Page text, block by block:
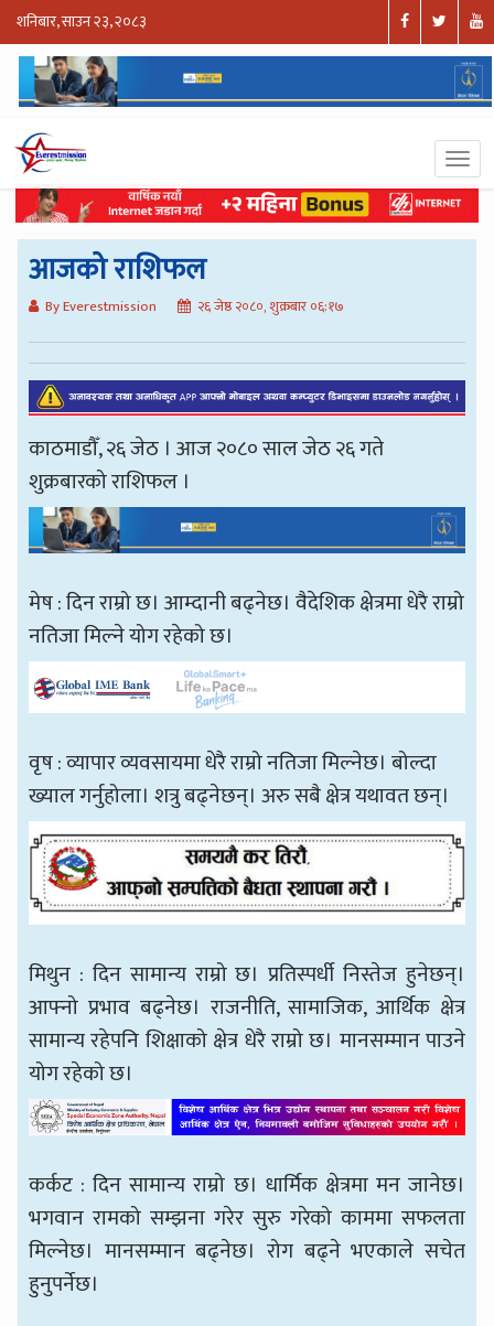
शनिबार, साउन २३, २०८३
आजको राशिफल
By Everestmission २६ जेष्ठ २०८०, शुक्रबार ०६:१७
काठमाडौँ, २६ जेठ । आज २०८० साल जेठ २६ गते
शुक्रबारको राशिफल ।
मेष : दिन राम्रो छ। आम्दानी बढ्नेछ। वैदेशिक क्षेत्रमा धेरै राम्रो
नतिजा मिल्ने योग रहेको छ।
वृष : व्यापार व्यवसायमा धेरै राम्रो नतिजा मिल्नेछ। बोल्दा
ख्याल गर्नुहोला। शत्रु बढ्नेछन्। अरु सबै क्षेत्र यथावत छन्।
मिथुन : दिन सामान्य राम्रो छ। प्रतिस्पर्धी निस्तेज हुनेछन्।
आफ्नो प्रभाव बढ्नेछ। राजनीति, सामाजिक, आर्थिक क्षेत्र
सामान्य रहेपनि शिक्षाको क्षेत्र धेरै राम्रो छ। मानसम्मान पाउने
योग रहेको छ।
कर्कट : दिन सामान्य राम्रो छ। धार्मिक क्षेत्रमा मन जानेछ।
भगवान रामको सम्झना गरेर सुरु गरेको काममा सफलता
मिल्नेछ। मानसम्मान बढ्नेछ। रोग बढ्ने भएकाले सचेत
हुनुपर्नेछ।